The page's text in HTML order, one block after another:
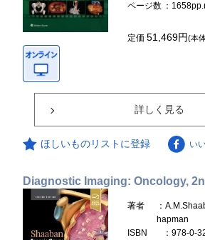
ページ数 ：
定価51,469円(本
詳しく見る
ほしいものリストに登録 い
Diagnostic Imaging: Oncology,
著者
：
hapman
ISBN
：978-0-